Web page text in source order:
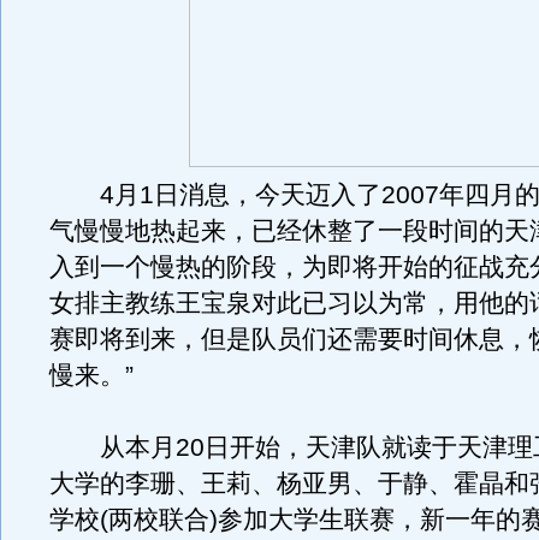
4月1日消息，今天迈入了2007年四月
气慢慢地热起来，已经休整了一段时间的天
入到一个慢热的阶段，为即将开始的征战充
女排主教练王宝泉对此已习以为常，用他的
赛即将到来，但是队员们还需要时间休息，
慢来。”
从本月20日开始，天津队就读于天津理
大学的李珊、王莉、杨亚男、于静、霍晶和
学校(两校联合)参加大学生联赛，新一年的